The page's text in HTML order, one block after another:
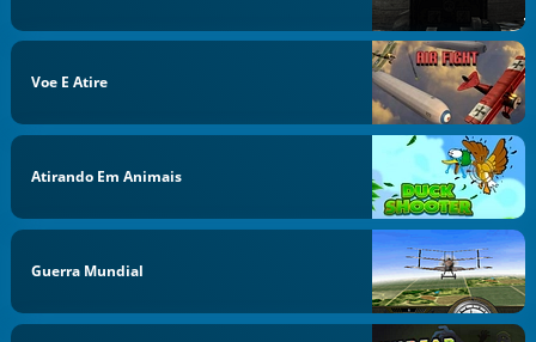
Voe E Atire
Atirando Em Animais
Guerra Mundial